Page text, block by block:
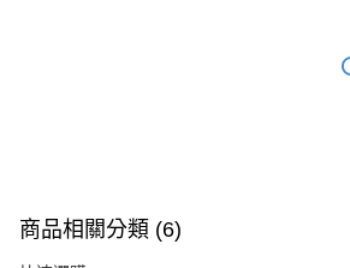
商品相關分類 (6)